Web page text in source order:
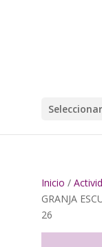
Inicio /
GRANJA
26